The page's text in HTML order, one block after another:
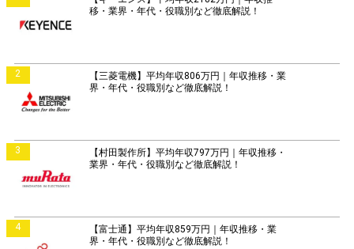
移・業界・年代・役職別など徹底解説！
2
【三菱電機】平均年収806万円｜年収推移・業
界・年代・役職別など徹底解説！
3
【村田製作所】平均年収797万円｜年収推移・
業界・年代・役職別など徹底解説！
4
【富士通】平均年収859万円｜年収推移・業
界・年代・役職別など徹底解説！